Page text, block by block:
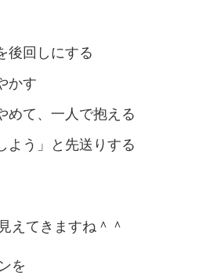
後回しにする
かす
めて、一人で抱える
よう」と先送りする
えてきますね＾＾
を